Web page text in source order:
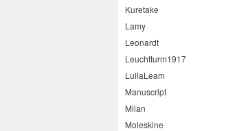
Kuretake
Lamy
Leonardt
Leuchtturm1917
LullaLeam
Manuscript
Milan
Moleskine